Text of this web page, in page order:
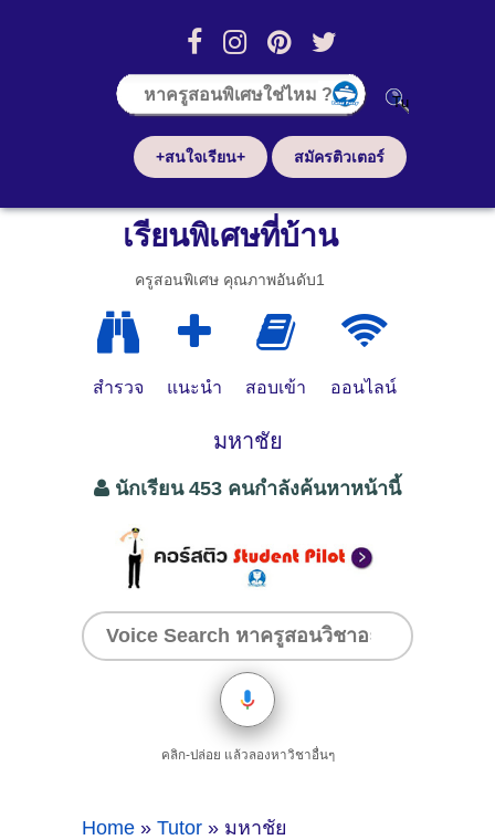
+สนใจเรียน+ สมัครติวเตอร์
เรียนพิเศษที่บ้าน
ครูสอนพิเศษ คุณภาพอันดับ1
สำรวจ แนะนำ สอบเข้า ออนไลน์
มหาชัย
นักเรียน 453 คนกำลังค้นหาหน้านี้
คลิก-ปล่อย แล้วลองหาวิชาอื่นๆ
Home » Tutor » มหาชัย